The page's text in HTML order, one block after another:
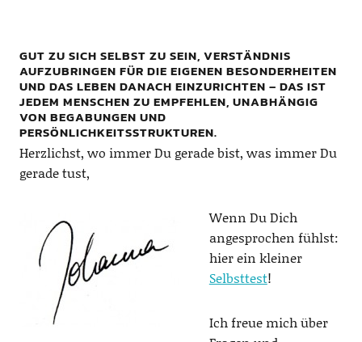
GUT ZU SICH SELBST ZU SEIN, VERSTÄNDNIS
AUFZUBRINGEN FÜR DIE EIGENEN BESONDERHEITEN
UND DAS LEBEN DANACH EINZURICHTEN – DAS IST
JEDEM MENSCHEN ZU EMPFEHLEN, UNABHÄNGIG
VON BEGABUNGEN UND
PERSÖNLICHKEITSSTRUKTUREN.
Herzlichst, wo immer Du gerade bist, was immer Du
gerade tust,
Wenn Du Dich
angesprochen fühlst:
hier ein kleiner
Selbsttest!
Ich freue mich über